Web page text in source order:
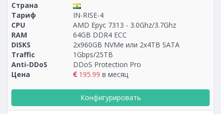
Страна
Тариф
IN-RISE-4
CPU
AMD Epyc 7313 - 3.0Ghz/3.7Ghz
RAM
64GB DDR4 ECC
DISKS
2x960GB NVMe или 2x4TB SATA
Traffic
1Gbps/25TB
Anti-DDoS
DDoS Protection Pro
Цена
195.99 в месяц
Конфигурировать